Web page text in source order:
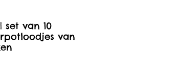
set van 10
van